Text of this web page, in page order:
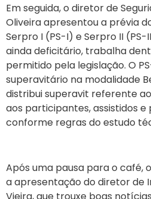
Em seguida, o diretor de
Oliveira apresentou a prévia
Serpro I (PS-I) e Serpro II
ainda deficitário, trabalha
permitido pela legislação. O
superavitário na modalidade
distribui superavit referente
aos participantes, assistidos
conforme regras do estudo
Após uma pausa para o café,
a apresentação do diretor de